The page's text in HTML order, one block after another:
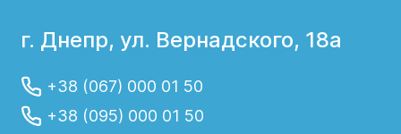
г. Днепр, ул. Вернадского, 18а
+38 (067) 000 01 50
+38 (095) 000 01 50